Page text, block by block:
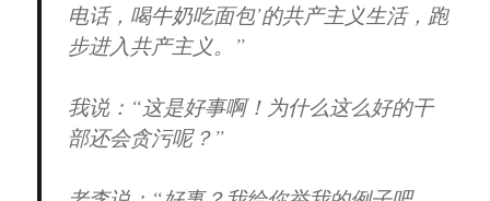
电话，喝牛奶吃面包’的共产主义生活，跑
步进入共产主义。”
我说：“这是好事啊！为什么这么好的干
部还会贪污呢？”